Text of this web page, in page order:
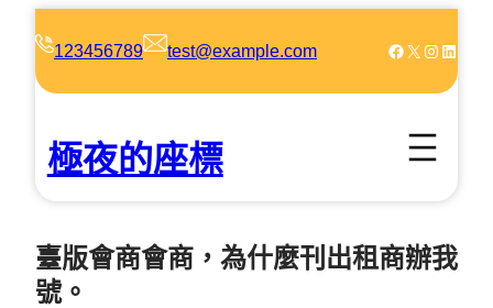
123456789 test@example.com Facebook X Instagram LinkedIn
極夜的座標
臺版會商會商，為什麼刊出租商辦我
號。